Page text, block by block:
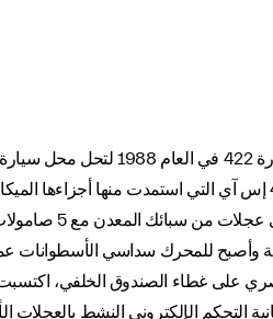
بما فيها 420 إس آي التي استمدت منها
غطاء الصندوق الخلفي، اكتسبت